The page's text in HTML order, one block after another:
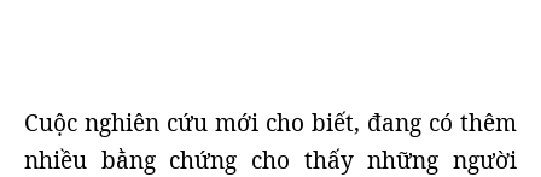
Cuộc nghiên cứu mới cho biết, đang có thêm
nhiều bằng chứng cho thấy những người